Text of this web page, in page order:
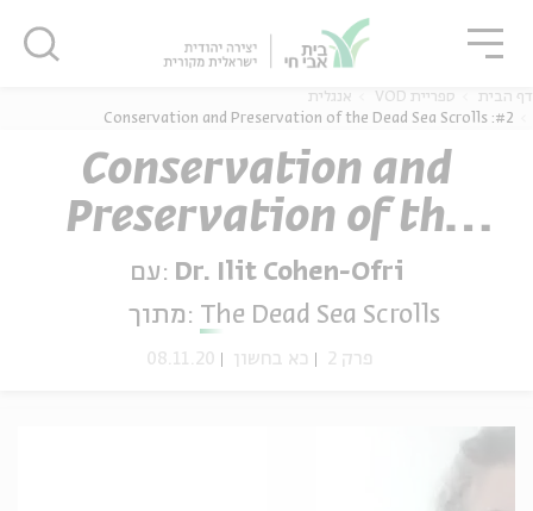
אנגלית
דף הבית ספריית VOD
אנגלית
#2: Conservation and Preservation of the Dead Sea Scrolls
Conservation and
Preservation of the
Dead Sea Scrolls
עם: Dr. Ilit Cohen-Ofri
מתוך:
The Dead Sea Scrolls
08.11.20 כא בחשון פרק 2
סגור